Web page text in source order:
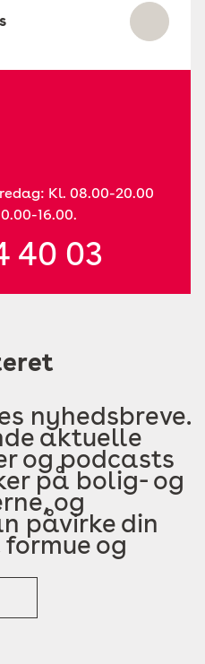
Kl. 08.00-20.00
16.00.
40 03
nyhedsbreve.
aktuelle
og podcasts
på bolig- og
og
påvirke din
og